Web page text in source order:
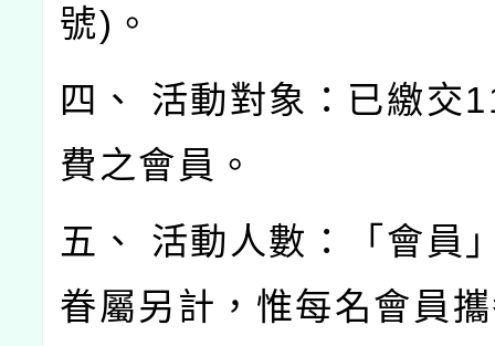
號)。
四、 活動對象：已繳交
費之會員。
五、 活動人數：「會員
眷屬另計，惟每名會員